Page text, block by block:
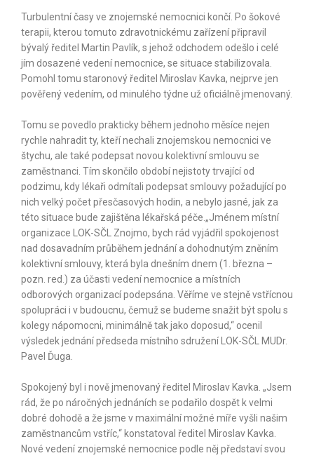
Turbulentní časy ve znojemské nemocnici končí. Po šokové
terapii, kterou tomuto zdravotnickému zařízení připravil
bývalý ředitel Martin Pavlík, s jehož odchodem odešlo i celé
jím dosazené vedení nemocnice, se situace stabilizovala.
Pomohl tomu staronový ředitel Miroslav Kavka, nejprve jen
pověřený vedením, od minulého týdne už oficiálně jmenovaný.
Tomu se povedlo prakticky během jednoho měsíce nejen
rychle nahradit ty, kteří nechali zno­jemskou nemocnici ve
štychu, ale také podepsat novou kolektivní smlouvu se
zaměstnanci. Tím skončilo období nejistoty trvající od
podzimu, kdy lékaři odmítali podepsat smlouvy požadující po
nich velký počet přesčasových hodin, a nebylo jasné, jak za
této situace bude zajištěna lékařská péče.„Jménem místní
organizace LOK-SČL Znojmo, bych rád vyjádřil spokojenost
nad dosavadním průběhem jednání a dohodnutým zněním
kolektivní smlouvy, která byla dnešním dnem (1. března –
pozn. red.) za účasti vedení nemocnice a místních
odborových organizací podepsána. Věříme ve stejně vstřícnou
spolupráci i v budoucnu, čemuž se budeme snažit být spolu s
kolegy nápomocni, minimálně tak jako doposud,“ ocenil
výsledek jednání předseda místního sdružení LOK-SČL MUDr.
Pavel Ďuga.
Spokojený byl i nově jmenovaný ředitel Miroslav Kavka. „Jsem
rád, že po náročných jednáních se podařilo dospět k velmi
dobré dohodě a že jsme v maximální možné míře vyšli našim
zaměstnancům vstříc,“ konstatoval ředitel Miroslav Kavka.
Nové vedení znojemské nemocnice podle něj představí svou